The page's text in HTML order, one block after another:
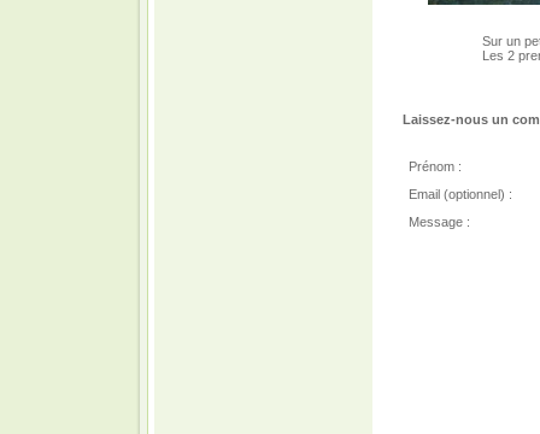
Sur un
Les 2
Laissez-nous un
Prénom :
Email (optionnel) :
Message :